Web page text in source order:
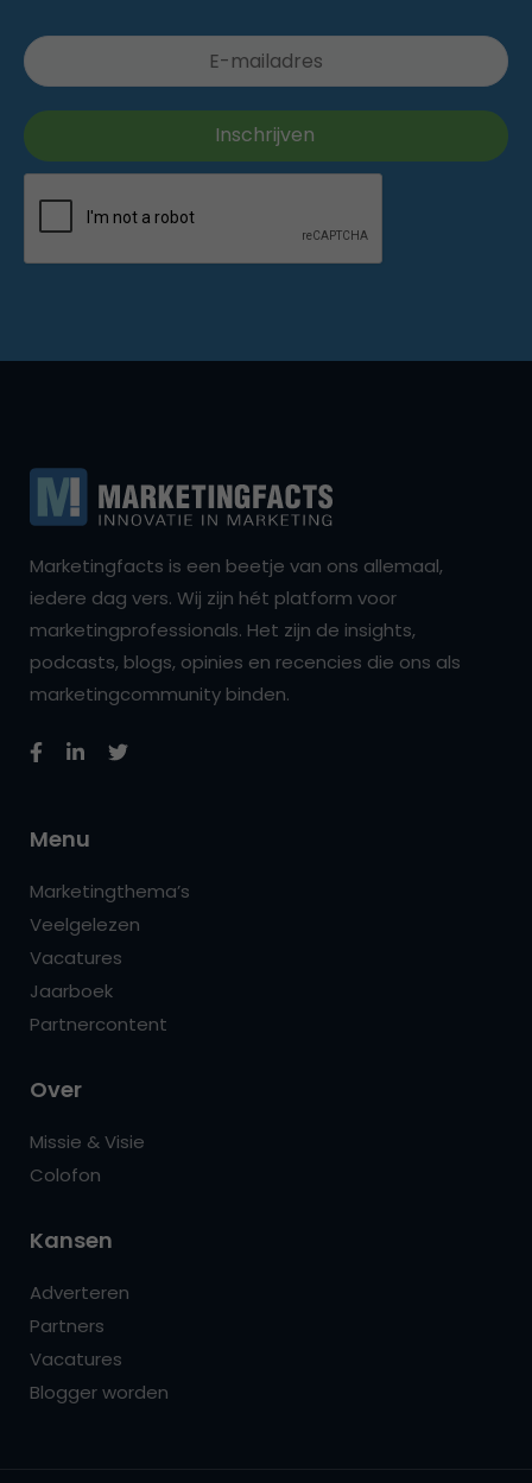
Marketingfacts is een beetje van ons allemaal,
iedere dag vers. Wij zijn hét platform voor
marketingprofessionals. Het zijn de insights,
podcasts, blogs, opinies en recencies die ons als
marketingcommunity binden.
Menu
Marketingthema’s
Veelgelezen
Vacatures
Jaarboek
Partnercontent
Over
Missie & Visie
Colofon
Kansen
Adverteren
Partners
Vacatures
Blogger worden